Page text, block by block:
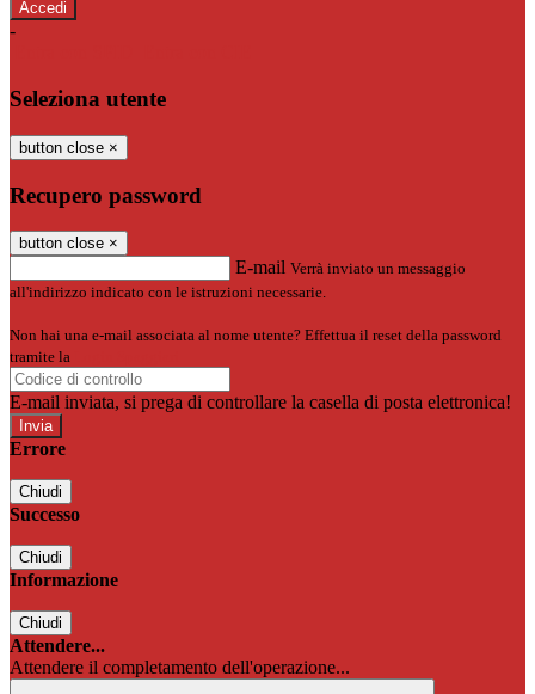
-
Seleziona utente
button close ×
Recupero password
button close ×
E-mail Verrà inviato un messaggio
all'indirizzo indicato con le istruzioni necessarie.
Non hai una e-mail associata al nome utente? Effettua il reset della password
tramite la
E-mail inviata, si prega di controllare la casella di posta elettronica!
Errore
Chiudi
Successo
Chiudi
Informazione
Chiudi
Attendere...
Attendere il completamento dell'operazione...